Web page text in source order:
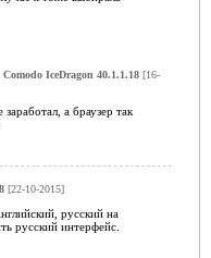
Comodo IceDragon 40.1.1.18[16-
а браузер так
[22-10-2015]
русский на
русский интерфейс.